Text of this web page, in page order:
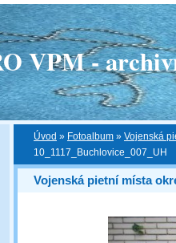
VPM -
Úvod » Fotoalbum » Vojenská
10_1117_Buchlovice_007_UH
Vojenská pietní místa